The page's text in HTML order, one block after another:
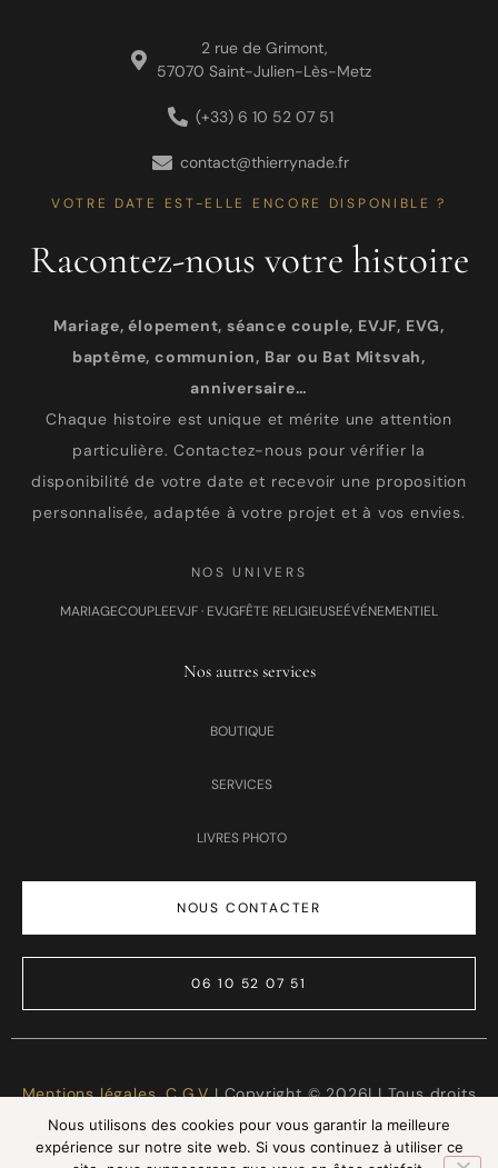
2 rue de Grimont,
57070 Saint-Julien-Lès-Metz
(+33) 6 10 52 07 51
contact@thierrynade.fr
VOTRE DATE EST-ELLE ENCORE DISPONIBLE ?
Racontez-nous votre histoire
Mariage, élopement, séance couple, EVJF, EVG,
baptême, communion, Bar ou Bat Mitsvah,
anniversaire…
Chaque histoire est unique et mérite une attention
particulière. Contactez-nous pour vérifier la
disponibilité de votre date et recevoir une proposition
personnalisée, adaptée à votre projet et à vos envies.
NOS UNIVERS
MARIAGECOUPLEEVJF · EVJGFÊTE RELIGIEUSEÉVÉNEMENTIEL
Nos autres services
BOUTIQUE
SERVICES
LIVRES PHOTO
NOUS CONTACTER
06 10 52 07 51
Mentions légales,C.G.VI Copyright © 2026| | Tous droits
réservés | Made with ❤️LTG Services
Nous utilisons des cookies pour vous garantir la meilleure
expérience sur notre site web. Si vous continuez à utiliser ce